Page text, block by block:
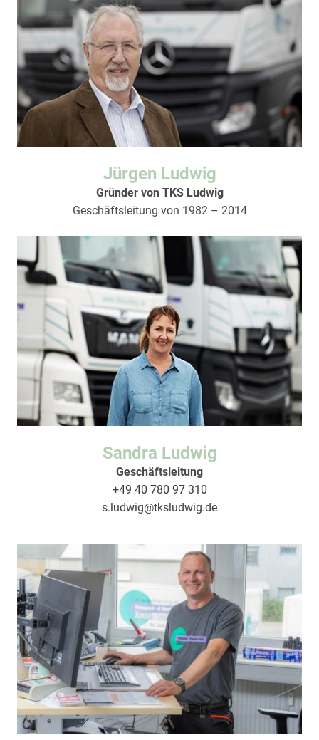
Jürgen Ludwig
Gründer von TKS Ludwig
Geschäftsleitung von 1982 – 2014
Sandra Ludwig
Geschäftsleitung
+49 40 780 97 310
s.ludwig@tksludwig.de